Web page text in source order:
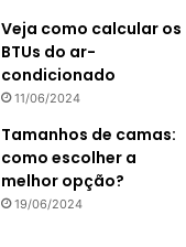
Veja como calcular os
BTUs do ar-
condicionado
11/06/2024
Tamanhos de camas:
como escolher a
melhor opção?
19/06/2024